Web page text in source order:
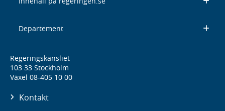
Departement
Regeringskansliet
103 33 Stockholm
Växel 08-405 10 00
Kontakt